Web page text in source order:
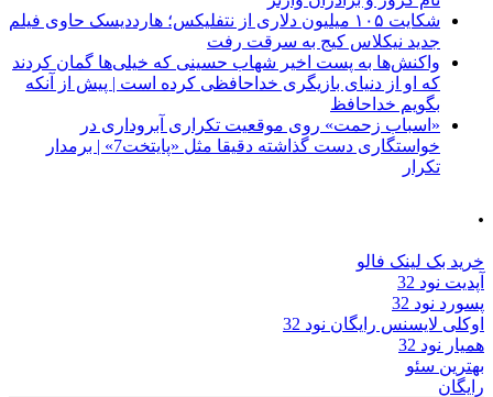
شکایت ۱۰۵ میلیون دلاری از نتفلیکس؛ هارددیسک حاوی فیلم
جدید نیکلاس کیج به سرقت رفت
واکنش‌ها به پست اخیر شهاب حسینی که خیلی‌ها گمان کردند
که او از دنیای بازیگری خداحافظی کرده است | پیش از آنکه
بگویم خداحافظ
«اسباب زحمت» روی موقعیت تکراری آبروداری در
خواستگاری دست گذاشته دقیقا مثل «پایتخت7» | برمدار
تکرار
.
خرید بک لینک فالو
آپدیت نود 32
پسورد نود 32
اوکلی لایسنس رایگان نود 32
همیار نود 32
بهترین سئو
رایگان